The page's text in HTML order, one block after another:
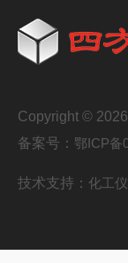
Copyright ©
备案号： 鄂ICP备
技术支持： 化工